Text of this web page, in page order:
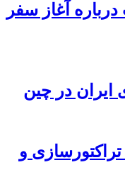
آغاز سفر
ایران در چین
و